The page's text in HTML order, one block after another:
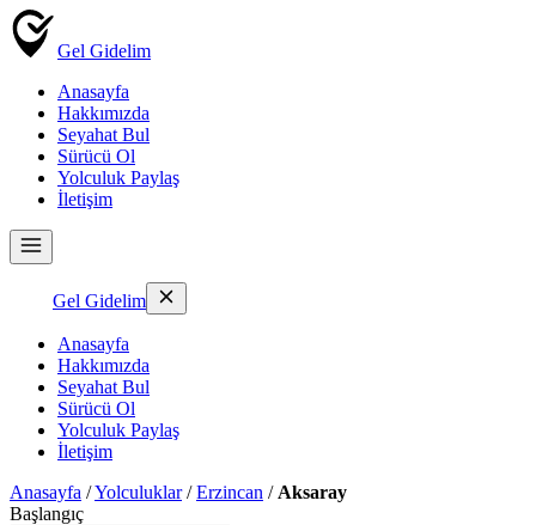
Gel Gidelim
Anasayfa
Hakkımızda
Seyahat Bul
Sürücü Ol
Yolculuk Paylaş
İletişim
Gel Gidelim
Anasayfa
Hakkımızda
Seyahat Bul
Sürücü Ol
Yolculuk Paylaş
İletişim
Anasayfa /Yolculuklar/Erzincan / Aksaray
Başlangıç